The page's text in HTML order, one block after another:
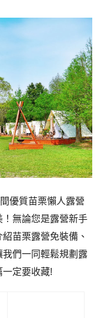
優質苗栗懶人露營
無論您是露營新手
苗栗露營免裝備、
們一同輕鬆規劃露
一定要收藏!